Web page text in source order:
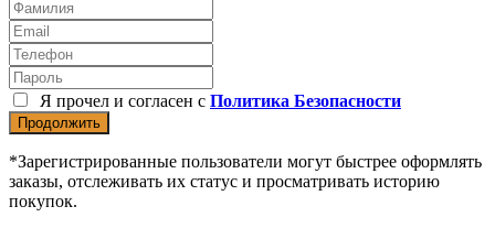
Я прочел и согласен с Политика Безопасности
Продолжить
*Зарегистрированные пользователи могут быстрее оформлять
заказы, отслеживать их статус и просматривать историю
покупок.